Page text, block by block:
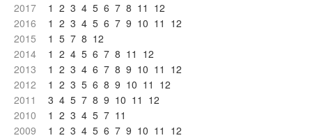
2017
1 2 3 4 5 6 7 8 11 12
2016
1 2 3 4 5 6 7 9 10 11 12
2015
1 5 7 8 12
2014
1 2 4 5 6 7 8 11 12
2013
1 2 3 4 6 7 8 9 10 11 12
2012
1 2 3 5 6 8 9 10 11 12
2011
3 4 5 7 8 9 10 11 12
2010
1 2 3 4 5 7 11
2009
1 2 3 4 5 6 7 9 10 11 12